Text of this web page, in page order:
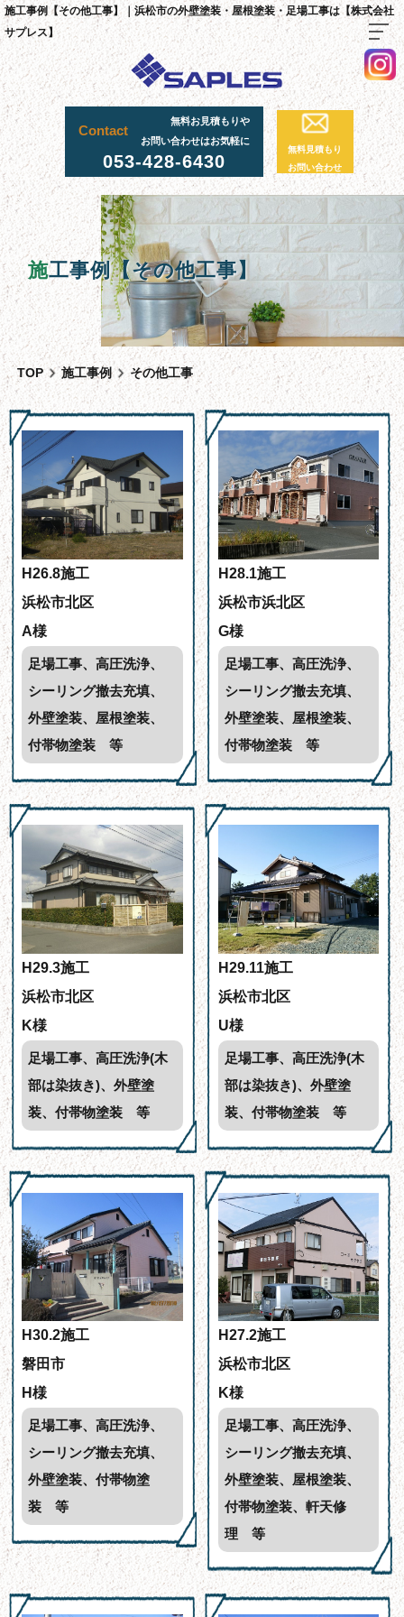
施工事例【その他工事】｜浜松市の外壁塗装・屋根塗装・足場工事は【株式会社
サプレス】
Contact
無料お見積もりや
お問い合わせはお気軽に
053-428-6430
無料見積もり
お問い合わせ
施工事例【その他工事】
TOP 施工事例 その他工事
TOP
料金・施工までの流れ
サプレスが選ばれる理由
外壁・屋根塗装工事
足場工事について
採用情報
足場実績
資材置場について
先輩社員の声
スタッフ紹介
よくある質問
無料お見積もり
お問い合わせフォーム
サイトマップ
シーリング工事について
新着情報
H26.8施工
浜松市北区
A様
足場工事、高圧洗浄、
シーリング撤去充填、
外壁塗装、屋根塗装、
付帯物塗装 等
H28.1施工
浜松市浜北区
G様
足場工事、高圧洗浄、
シーリング撤去充填、
外壁塗装、屋根塗装、
付帯物塗装 等
H29.3施工
浜松市北区
K様
足場工事、高圧洗浄(木
部は染抜き)、外壁塗
装、付帯物塗装 等
H29.11施工
浜松市北区
U様
足場工事、高圧洗浄(木
部は染抜き)、外壁塗
装、付帯物塗装 等
H30.2施工
磐田市
H様
足場工事、高圧洗浄、
シーリング撤去充填、
外壁塗装、付帯物塗
装 等
H27.2施工
浜松市北区
K様
足場工事、高圧洗浄、
シーリング撤去充填、
外壁塗装、屋根塗装、
付帯物塗装、軒天修
理 等